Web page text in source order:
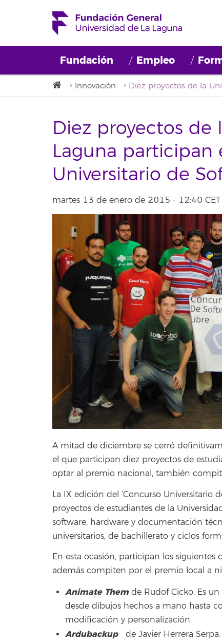
Fundación Empleo
Innovación
Diez proyectos de
Laguna participan
Universitario de
martes 13 de enero de 2015 - 12:40 CET
A mitad de diciembre se cerró
el que participan diez proyectos de
optar al premio nacional, también
La IX edición del ‘Concurso Universitario
proyectos de estudiantes de la
software, hardware y documentación
universitarios, de bachillerato y ciclos
En esta ocasión, participan los siguientes
además compiten por el premio local a
Animate Themde Rudof Cicko. Es
desde dibujos hechos a mano hasta
modificación y personalización.
Ardubackupde Javier Herrera Serpa.